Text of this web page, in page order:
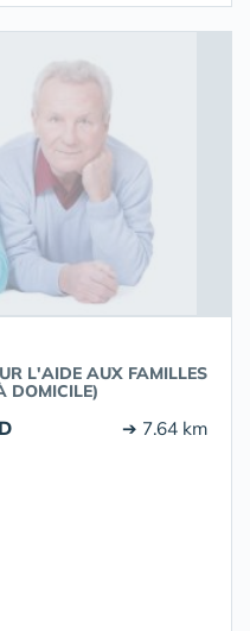
L'AIDE AUX FAMILLES
DOMICILE)
➔ 7.64 km